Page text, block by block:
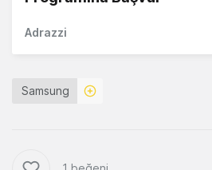
Adrazzi
Samsung